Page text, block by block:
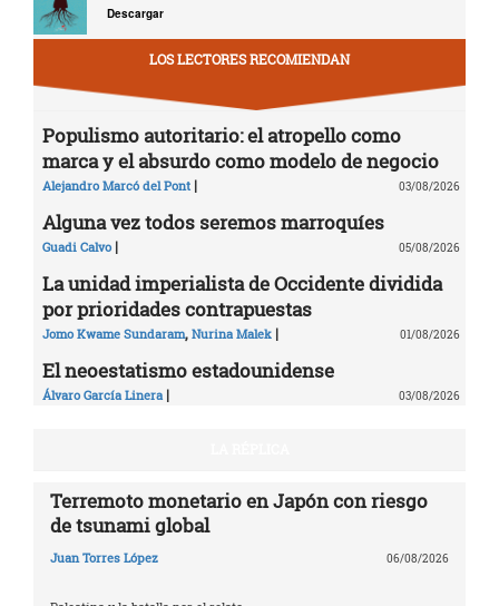
Descargar
LOS LECTORES RECOMIENDAN
Populismo autoritario: el atropello como
marca y el absurdo como modelo de negocio
Alejandro Marcó del Pont | 03/08/2026
Alguna vez todos seremos marroquíes
Guadi Calvo | 05/08/2026
La unidad imperialista de Occidente dividida
por prioridades contrapuestas
Jomo Kwame Sundaram, Nurina Malek | 01/08/2026
El neoestatismo estadounidense
Álvaro García Linera | 03/08/2026
Terremoto monetario en Japón con riesgo
de tsunami global
Juan Torres López 06/08/2026